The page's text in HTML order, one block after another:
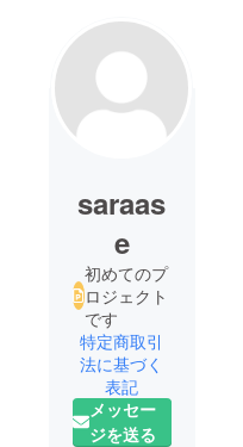
saraas
e
初めてのプ
ロジェクト
です
特定商取引
法に基づく
表記
メッセー
ジを送る